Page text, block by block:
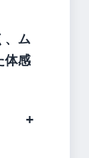
、ム
体感